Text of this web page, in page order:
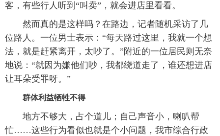
客，有些行人听到“叫卖”，就会进店里看看。
然而真的是这样吗？在路边，记者随机采访了几
位路人。一位男士表示：“每天路过这里，我就一个想
法，就是赶紧离开，太吵了。”附近的一位居民则无奈
地说：“就因为嫌他们吵，我都绕道走了，谁还想进店
让耳朵受罪呀。”
群体利益牺牲不得
地方不够大，占个道儿；自己声音小，喇叭帮
忙……这些行为看似也就是个小问题，我市综合行政